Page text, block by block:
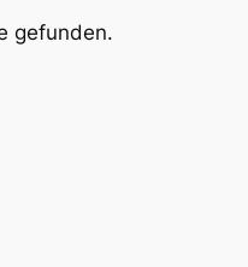
gefunden.